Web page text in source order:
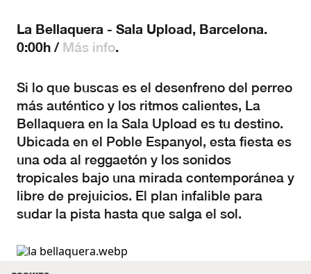
La Bellaquera - Sala Upload, Barcelona.
0:00h / Más info.
Si lo que buscas es el desenfreno del perreo
más auténtico y los ritmos calientes, La
Bellaquera en la Sala Upload es tu destino.
Ubicada en el Poble Espanyol, esta fiesta es
una oda al reggaetón y los sonidos
tropicales bajo una mirada contemporánea y
libre de prejuicios. El plan infalible para
sudar la pista hasta que salga el sol.